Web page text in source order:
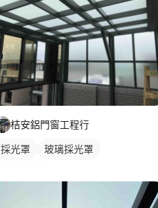
桔安鋁門窗工程行
採光罩
玻璃採光罩